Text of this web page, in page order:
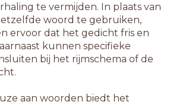
te vermijden. In plaats van
woord te gebruiken,
ervoor dat het gedicht fris en
kunnen specifieke
bij het rijmschema of de
aan woorden biedt het